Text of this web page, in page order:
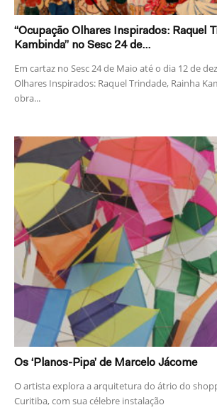
“Ocupação Olhares Inspirados: Raquel
Kambinda” no Sesc 24 de...
Em cartaz no Sesc 24 de Maio até o dia 12 de
Olhares Inspirados: Raquel Trindade, Rainha
obra...
Os ‘Planos-Pipa’ de Marcelo Jácome
O artista explora a arquitetura do átrio do
Curitiba, com sua célebre instalação